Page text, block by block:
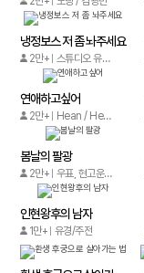
냉정보스 저 좀 놔주세요
2만+ 스튜디오 유록문화 (yoolook culture studio)
연애하고싶어
2만+ Hean / Hean
봄날의 팔광
2만+ 우표, 현고운/테라스툰
인현왕후의 남자
1만+ 유경/주전